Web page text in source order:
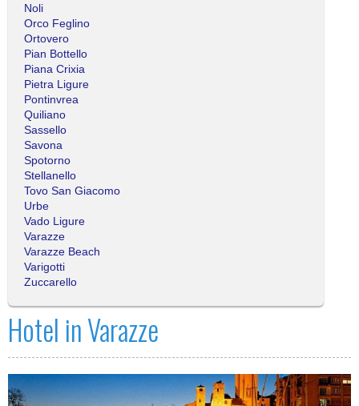
Noli
Orco Feglino
Ortovero
Pian Bottello
Piana Crixia
Pietra Ligure
Pontinvrea
Quiliano
Sassello
Savona
Spotorno
Stellanello
Tovo San Giacomo
Urbe
Vado Ligure
Varazze
Varazze Beach
Varigotti
Zuccarello
Hotel in Varazze